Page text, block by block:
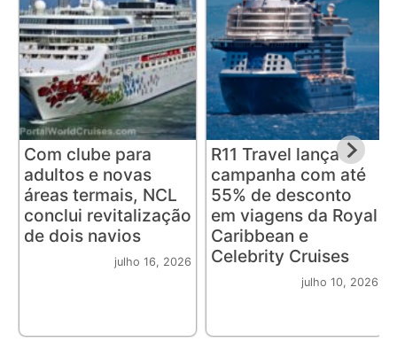
Com clube para
adultos e novas
áreas termais, NCL
conclui revitalização
de dois navios
julho 16, 2026
R11 Travel lança
campanha com até
55% de desconto
em viagens da Royal
Caribbean e
Celebrity Cruises
julho 10, 2026